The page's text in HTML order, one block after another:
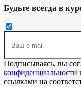
Будьте всегда в
Подписываясь, вы
конфиденциальности
ссылками на